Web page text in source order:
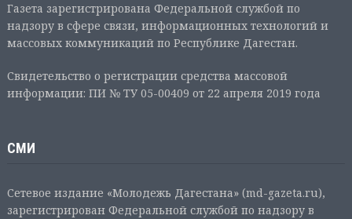
Газета зарегистрирована Федеральной службой по
надзору в сфере связи, информационных технологий и
массовых коммуникаций по Республике Дагестан.
Свидетельство о регистрации средства массовой
информации: ПИ № ТУ 05-00409 от 22 апреля 2019 года
СМИ
Сетевое издание «Молодежь Дагестана» (md-gazeta.ru),
зарегистрирован Федеральной службой по надзору в